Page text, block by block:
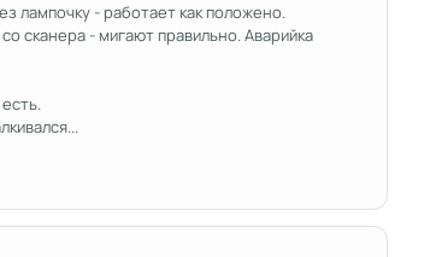
лампочку - работает как положено.
сканера - мигают правильно. Аварийка